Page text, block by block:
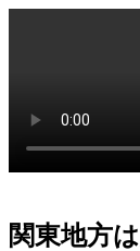
「人工芝はプ
2026.6.4
の品質を一般
関東地方